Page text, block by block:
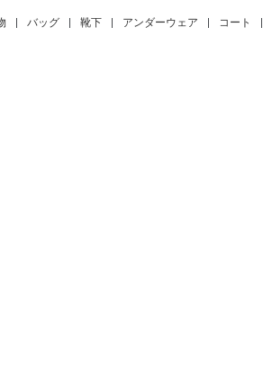
バッグ 靴下 アンダーウェア コート